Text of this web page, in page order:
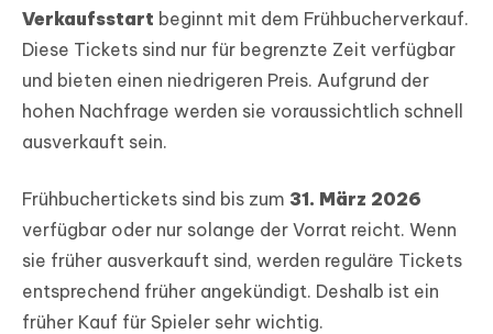
Verkaufsstart beginnt mit dem Frühbucherverkauf.
Diese Tickets sind nur für begrenzte Zeit verfügbar
und bieten einen niedrigeren Preis. Aufgrund der
hohen Nachfrage werden sie voraussichtlich schnell
ausverkauft sein.
Frühbuchertickets sind bis zum 31. März 2026
verfügbar oder nur solange der Vorrat reicht. Wenn
sie früher ausverkauft sind, werden reguläre Tickets
entsprechend früher angekündigt. Deshalb ist ein
früher Kauf für Spieler sehr wichtig.